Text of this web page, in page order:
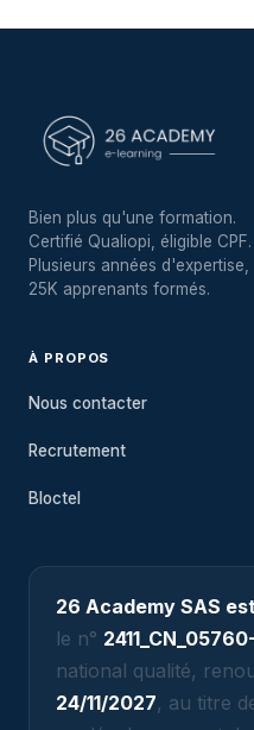
Bien plus qu'une formation.
Certifié Qualiopi, éligible CPF.
Plusieurs années d'expertise,
25K apprenants formés.
À PROPOS
Nous contacter
Recrutement
Bloctel
26 Academy SAS
le n°
national qualité,
24/11/2027, au titre